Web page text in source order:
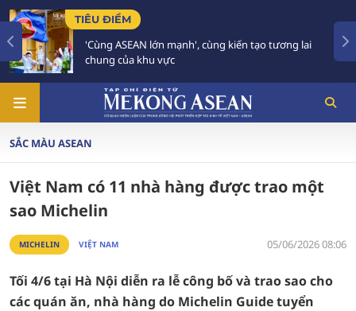
cùng kiến tạo tương lai
59 năm ASEAN: Giữ
SẮC MÀU ASEAN
Việt Nam có 11 nhà hàng được trao một
sao Michelin
MICHELIN VIỆT NAM 05/06/2026 08:06
Tối 4/6 tại Hà Nội diễn ra lễ công bố và trao sao cho
các quán ăn, nhà hàng do Michelin Guide tuyển